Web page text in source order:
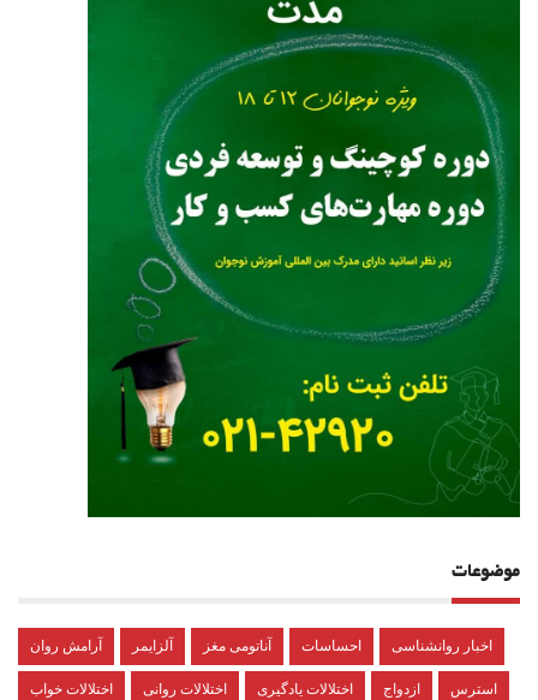
موضوعات
آرامش روان آلزایمر آناتومی مغز احساسات اخبار روانشناسی
اختلالات خواب اختلالات روانی اختلالات یادگیری ازدواج استرس